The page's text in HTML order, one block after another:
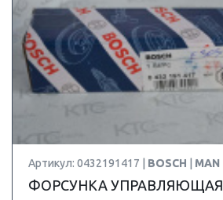
Артикул: 0432191417 | BOSCH MAN
ФОРСУНКА УПРАВЛЯЮЩАЯ